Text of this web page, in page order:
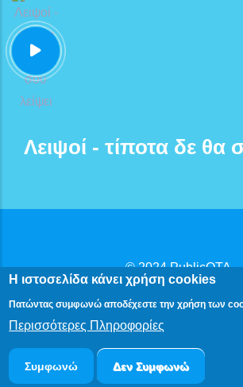
Λειψοί - τίποτα δε θα
© 2024PublicOTA
Δήλωση Προβασιμότητας|
Προσωπικών Δεδομένων
Η ιστοσελίδα κάνει χρήση cookies
Πατώντας συμφωνώ αποδέχεστε την χρήση των
Περισσότερες Πληροφορίες
Συμφωνώ Δεν Συμφωνώ